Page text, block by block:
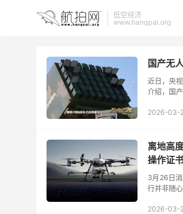
低空经济
www.hangpai.org
国产无
近日，央
介绍，国
2026-03-
离地高
操作证
3月26日
行并非随
2026-03-